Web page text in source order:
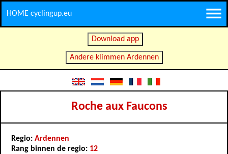
HOME cyclingup.eu
Download app
Andere klimmen Ardennen
Roche aux Faucons
Regio: Ardennen
Rang binnen de regio: 12